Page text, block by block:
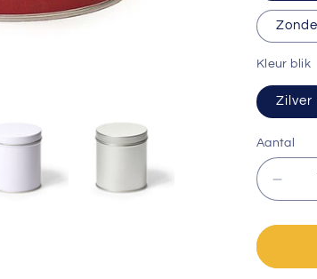
Kleur blik
Zilver
Aantal
voor